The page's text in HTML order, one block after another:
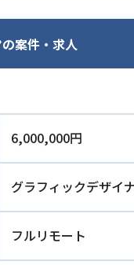
の案件・求人
6,000,000円
グラフィックデザイ
フルリモート